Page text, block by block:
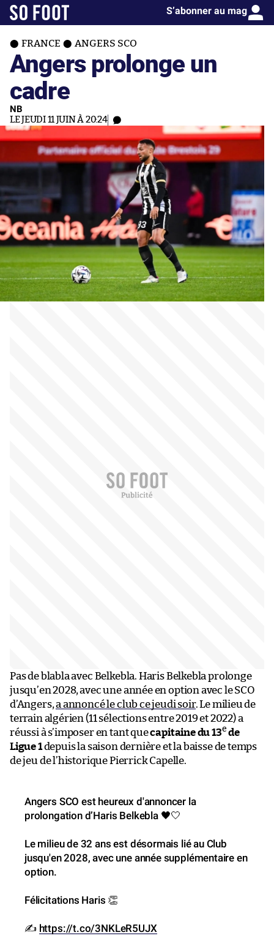
S’abonner au mag
FRANCE ANGERS SCO
Angers prolonge un
cadre
NB
LE JEUDI 11 JUIN À 20:24
Pas de blabla avec Belkebla. Haris Belkebla prolonge
jusqu’en 2028, avec une année en option avec le SCO
d’Angers,a annoncé le club ce jeudi soir. Le milieu de
terrain algérien (11 sélections entre 2019 et 2022) a
réussi à s’imposer en tant quecapitaine du 13e de
Ligue 1depuis la saison dernière et la baisse de temps
de jeu de l’historique Pierrick Capelle.
Angers SCO est heureux d'annoncer la
prolongation d’Haris Belkebla 🖤🤍
Le milieu de 32 ans est désormais lié au Club
jusqu'en 2028, avec une année supplémentaire en
option.
Félicitations Haris 👏
✍️ https://t.co/3NKLeR5UJX